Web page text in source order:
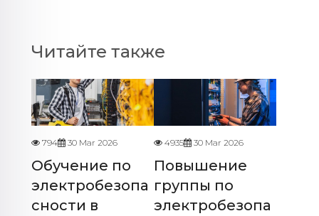
Читайте также
794 30 Mar 2026
Обучение по
электробезопа
сности в
4935 30 Mar 2026
Повышение
группы по
электробезопа